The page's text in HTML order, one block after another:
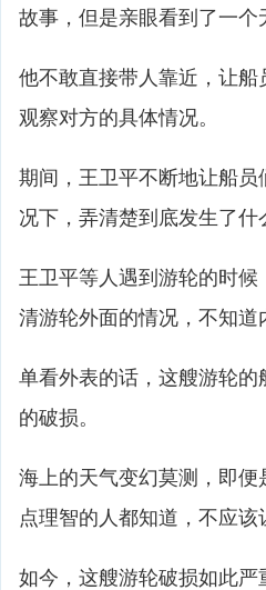
故事，但是亲眼看到了一个
他不敢直接带人靠近，让
观察对方的具体情况。
期间，王卫平不断地让船员
况下，弄清楚到底发生了什
王卫平等人遇到游轮的时
清游轮外面的情况，不知道
单看外表的话，这艘游轮
的破损。
海上的天气变幻莫测，即
点理智的人都知道，不应该
如今，这艘游轮破损如此